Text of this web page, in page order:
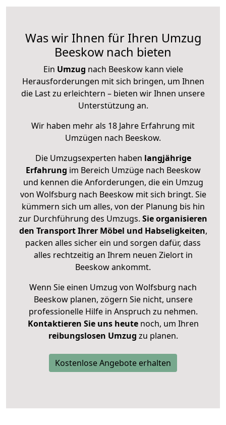
Was wir Ihnen für Ihren Umzug
Beeskow nach bieten
Ein Umzug nach Beeskow kann viele
Herausforderungen mit sich bringen, um Ihnen
die Last zu erleichtern – bieten wir Ihnen unsere
Unterstützung an.
Wir haben mehr als 18 Jahre Erfahrung mit
Umzügen nach Beeskow.
Die Umzugsexperten haben langjährige
Erfahrung im Bereich Umzüge nach Beeskow
und kennen die Anforderungen, die ein Umzug
von Wolfsburg nach Beeskow mit sich bringt. Sie
kümmern sich um alles, von der Planung bis hin
zur Durchführung des Umzugs. Sie organisieren
den Transport Ihrer Möbel und Habseligkeiten,
packen alles sicher ein und sorgen dafür, dass
alles rechtzeitig an Ihrem neuen Zielort in
Beeskow ankommt.
Wenn Sie einen Umzug von Wolfsburg nach
Beeskow planen, zögern Sie nicht, unsere
professionelle Hilfe in Anspruch zu nehmen.
Kontaktieren Sie uns heutenoch, um Ihren
reibungslosen Umzug zu planen.
Kostenlose Angebote erhalten